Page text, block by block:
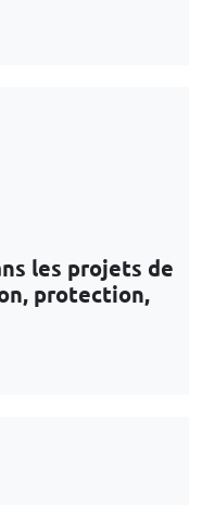
les projets de
protection,